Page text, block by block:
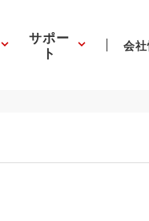
サポー
ト 会